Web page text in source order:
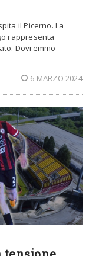
il Picerno. La
rappresenta
Dovremmo
6 MARZO 2024